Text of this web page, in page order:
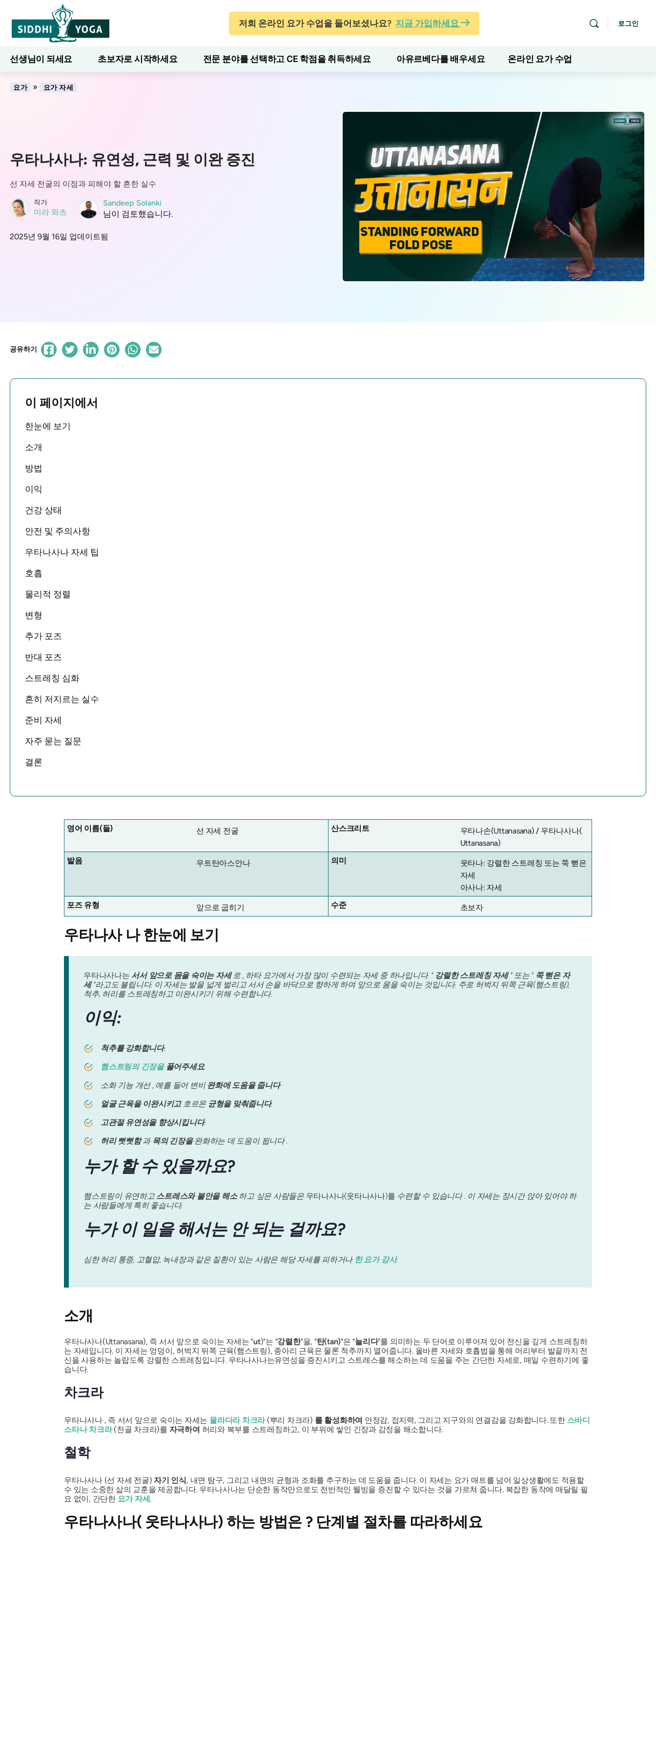
저희 온라인 요가 수업을 들어보셨나요? 지금 가입하세요 로그인
선생님이 되세요 초보자로 시작하세요 전문 분야를 선택하고 CE 학점을 취득하세요 아유르베다를 배우세요 온라인 요가 수업
7일간의 웰니스
요가 » 요가 자세
우타나사나: 유연성, 근력 및 이완 증진
선 자세 전굴의 이점과 피해야 할 흔한 실수
작가
미라 와츠
Sandeep Solanki
님이 검토했습니다.
2025년 9월 16일 업데이트됨
공유하기
이 페이지에서
한눈에 보기
소개
방법
이익
건강 상태
안전 및 주의사항
우타나사나 자세 팁
호흡
물리적 정렬
변형
추가 포즈
반대 포즈
스트레칭 심화
흔히 저지르는 실수
준비 자세
자주 묻는 질문
결론
영어 이름(들) 선 자세 전굴 산스크리트
우타나손(Uttanasana) / 우타나사나(
Uttanasana)
발음
우트탄아스안나 의미
웃타나: 강렬한 스트레칭 또는 쭉 뻗은
자세
아사나: 자세
포즈 유형
앞으로 굽히기 수준 초보자
우타나사 나 한눈에 보기
우타나사나는 서서 앞으로 몸을 숙이는 자세로 , 하타 요가에서 가장 많이 수련되는 자세 중 하나입니다. " 강렬한 스트레칭 자세" 또는 " 쭉 뻗은 자
세"라고도 불립니다. 이 자세는 발을 넓게 벌리고 서서 손을 바닥으로 향하게 하여 앞으로 몸을 숙이는 것입니다. 주로 허벅지 뒤쪽 근육(햄스트링),
척추, 허리를 스트레칭하고 이완시키기 위해 수련합니다.
이익:
척추를 강화합니다.
햄스트링의 긴장을풀어주세요.
소화 기능 개선 , 예를 들어 변비 완화에 도움을 줍니다
얼굴 근육을 이완시키고호르몬 균형을 맞춰줍니다.
고관절 유연성을 향상시킵니다.
허리 뻣뻣함과 목의 긴장을완화하는 데 도움이 됩니다 .
누가 할 수 있을까요?
햄스트링이 유연하고 스트레스와 불안을 해소하고 싶은 사람들은 우타나사나(웃타나사나)를 수련할 수 있습니다 . 이 자세는 장시간 앉아 있어야 하
는 사람들에게 특히 좋습니다.
누가 이 일을 해서는 안 되는 걸까요?
심한 허리 통증, 고혈압, 녹내장과 같은 질환이 있는 사람은 해당 자세를 피하거나 한 요가 강사.
소개
우타나사나(Uttanasana), 즉 서서 앞으로 숙이는 자세는 "ut)"는 "강렬한"을, "탄(tan)"은 "늘리다"를 의미하는 두 단어로 이루어져 있어 전신을 깊게 스트레칭하
는 자세입니다. 이 자세는 엉덩이, 허벅지 뒤쪽 근육(햄스트링), 종아리 근육은 물론 척추까지 열어줍니다. 올바른 자세와 호흡법을 통해 머리부터 발끝까지 전
신을 사용하는 놀랍도록 강렬한 스트레칭입니다. 우타나사나는유연성을 증진시키고 스트레스를 해소하는 데 도움을 주는 간단한 자세로, 매일 수련하기에 좋
습니다.
차크라
우타나사나, 즉 서서 앞으로 숙이는 자세는 물라다라 차크라(뿌리 차크라) 를 활성화하여 안정감, 접지력, 그리고 지구와의 연결감을 강화합니다. 또한 스바디
스타나 차크라 (천골 차크라)를 자극하여 허리와 복부를 스트레칭하고, 이 부위에 쌓인 긴장과 감정을 해소합니다.
철학
우타나사나 (선 자세 전굴)자기 인식, 내면 탐구, 그리고 내면의 균형과 조화를 추구하는 데 도움을 줍니다. 이 자세는 요가 매트를 넘어 일상생활에도 적용할
수 있는 소중한 삶의 교훈을 제공합니다. 우타나사나는 단순한 동작만으로도 전반적인 웰빙을 증진할 수 있다는 것을 가르쳐 줍니다. 복잡한 동작에 매달릴 필
요 없이, 간단한 요가 자세.
우타나사나( 웃타나사나) 하는 방법은 ? 단계별 절차를 따라하세요